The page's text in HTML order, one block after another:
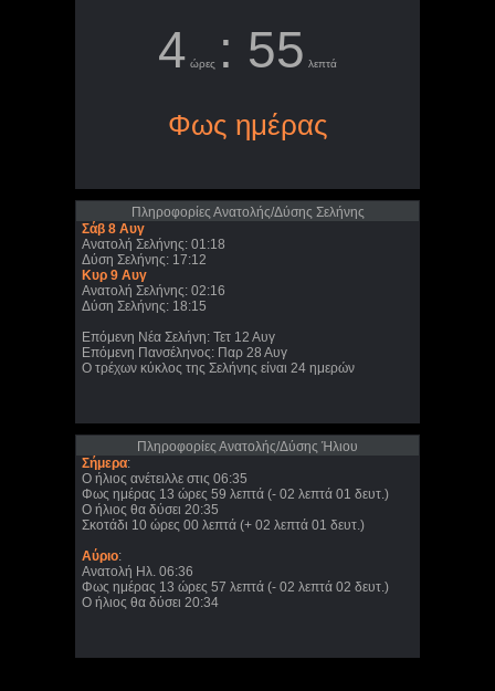
4 ώρες : 55 λεπτά
Φως ημέρας
Πληροφορίες Ανατολής/Δύσης Σελήνης
Σάβ 8 Αυγ
Ανατολή Σελήνης: 01:18
Δύση Σελήνης: 17:12
Κυρ 9 Αυγ
Ανατολή Σελήνης: 02:16
Δύση Σελήνης: 18:15
Επόμενη Νέα Σελήνη: Τετ 12 Αυγ
Επόμενη Πανσέληνος: Παρ 28 Αυγ
Ο τρέχων κύκλος της Σελήνης είναι 24 ημερών
Πληροφορίες Ανατολής/Δύσης Ήλιου
Σήμερα:
Ο ήλιος ανέτειλλε στις 06:35
Φως ημέρας 13 ώρες 59 λεπτά (- 02 λεπτά 01 δευτ.)
Ο ήλιος θα δύσει 20:35
Σκοτάδι 10 ώρες 00 λεπτά (+ 02 λεπτά 01 δευτ.)
Αύριο:
Ανατολή Ηλ. 06:36
Φως ημέρας 13 ώρες 57 λεπτά (- 02 λεπτά 02 δευτ.)
Ο ήλιος θα δύσει 20:34